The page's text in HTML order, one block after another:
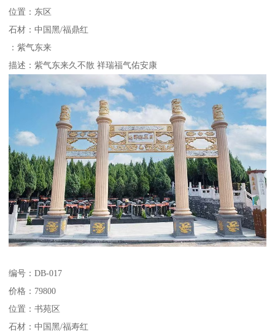
位置：东区
石材：中国黑/福鼎红
：紫气东来
描述：紫气东来久不散 祥瑞福气佑安康
编号：DB-017
价格：79800
位置：书苑区
石材：中国黑/福寿红